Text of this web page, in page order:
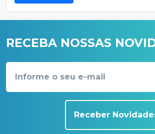
RECEBA NOSSAS
Receber